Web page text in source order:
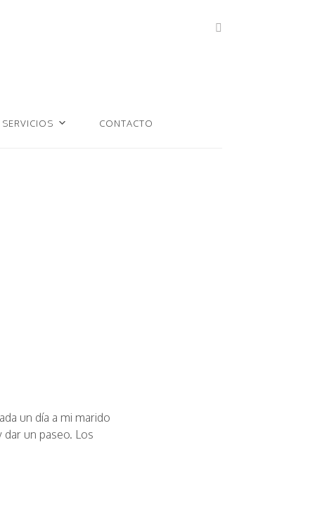
SERVICIOS CONTACTO
un día a mi marido
un paseo. Los